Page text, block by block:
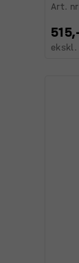
Art.
ekskl.